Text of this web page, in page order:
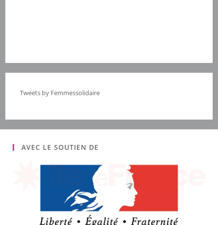
Tweets by Femmessolidaire
AVEC LE SOUTIEN DE